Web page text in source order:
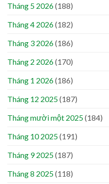
Tháng 5 2026(188)
Tháng 4 2026(182)
Tháng 3 2026(186)
Tháng 2 2026(170)
Tháng 1 2026(186)
Tháng 12 2025(187)
Tháng mười một 2025(184)
Tháng 10 2025(191)
Tháng 9 2025(187)
Tháng 8 2025(118)